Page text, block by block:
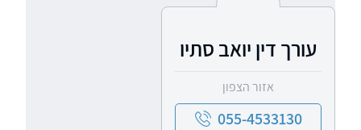
עורך דין יואב סתיו
אזור הצפון
055-4533130